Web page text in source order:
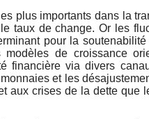
plus importants dans la
taux de change. Or les
pour la
modèles de croissance
financière via divers
et les
aux crises de la dette que